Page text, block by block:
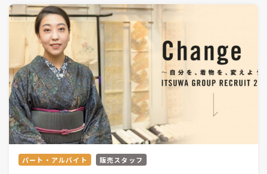
●・○・●・○・●・○・●・〇
パート・アルバイト 販売スタッフ